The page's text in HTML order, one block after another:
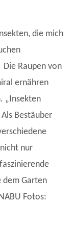
die mich
Raupen von
ernähren
„Insekten
Bestäuber
nur
dem Garten
Fotos: